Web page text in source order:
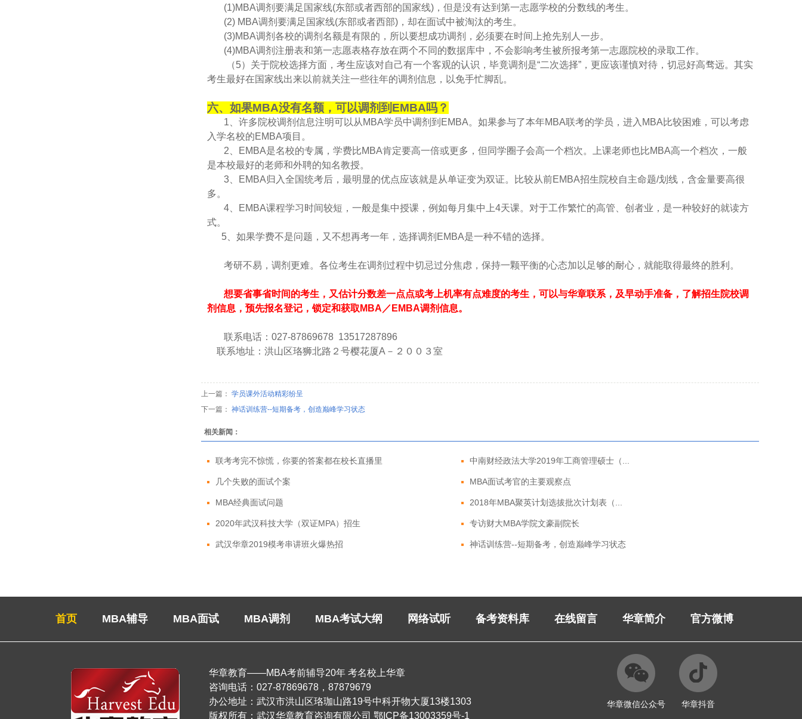
(1)MBA调剂要满足国家线(东部或者西部的国家线)，但是没有达到第一志愿学校的分数线的考生。
(2) MBA调剂要满足国家线(东部或者西部)，却在面试中被淘汰的考生。
(3)MBA调剂各校的调剂名额是有限的，所以要想成功调剂，必须要在时间上抢先别人一步。
(4)MBA调剂 注册表和第一志愿表格存放在两个不同的数据库中，不会影响考生被所报考第一志愿院校的录取工作。
（5）关于院校选择方面，考生应该对自己有一个客观的认识，毕竟调剂是“二次选择”，更应该谨慎对待，切忌好高骛远。其实
考生最好在国家线出来以前就关注一些往年的调剂信息，以免手忙脚乱。
六、如果MBA没有名额，可以调剂到EMBA吗？
1、许多院校调剂信息注明可以从MBA学员中调剂到EMBA。如果参与了本年MBA联考的学员，进入MBA比较困难，可以考虑
入学名校的EMBA项目。
2、EMBA是名校的专属，学费比MBA肯定要高一倍或更多，但同学圈子会高一个档次。上课老师也比MBA高一个档次，一般
是本校最好的老师和外聘的知名教授。
3、EMBA归入全国统考后，最明显的优点应该就是从单证变为双证。比较从前EMBA招生院校自主命题/划线，含金量要高很
多。
4、EMBA课程学习时间较短，一般是集中授课，例如每月集中上4天课。对于工作繁忙的高管、创者业，是一种较好的就读方
式。
5、如果学费不是问题，又不想再考一年，选择调剂EMBA是一种不错的选择。
考研不易，调剂更难。各位考生在调剂过程中切忌过分焦虑，保持一颗平衡的心态加以足够的耐心，就能取得最终的胜利。
想要省事省时间的考生，又估计分数差一点点或考上机率有点难度的考生，可以与华章联系，及早动手准备，了解招生院校调
剂信息，预先报名登记，锁定和获取MBA／EMBA调剂信息。
联系电话：027-87869678 13517287896
联系地址：洪山区珞狮北路２号樱花厦A－２００３室
上一篇： 学员课外活动精彩纷呈
下一篇： 神话训练营--短期备考，创造巅峰学习状态
相关新闻：
联考考完不惊慌，你要的答案都在校长直播里 中南财经政法大学2019年工商管理硕士（...
几个失败的面试个案 MBA面试考官的主要观察点
MBA经典面试问题 2018年MBA聚英计划选拔批次计划表（...
2020年武汉科技大学（双证MPA）招生 专访财大MBA学院文豪副院长
武汉华章2019模考串讲班火爆热招 神话训练营--短期备考，创造巅峰学习状态
首页 MBA辅导 MBA面试 MBA调剂 MBA考试大纲 网络试听 备考资料库 在线留言 华章简介 官方微博
华章教育——MBA考前辅导20年 考名校上华章
咨询电话：027-87869678，87879679
办公地址：武汉市洪山区珞珈山路19号中科开物大厦13楼1303
版权所有：武汉华章教育咨询有限公司 鄂ICP备13003359号-1
华章微信公众号 华章抖音